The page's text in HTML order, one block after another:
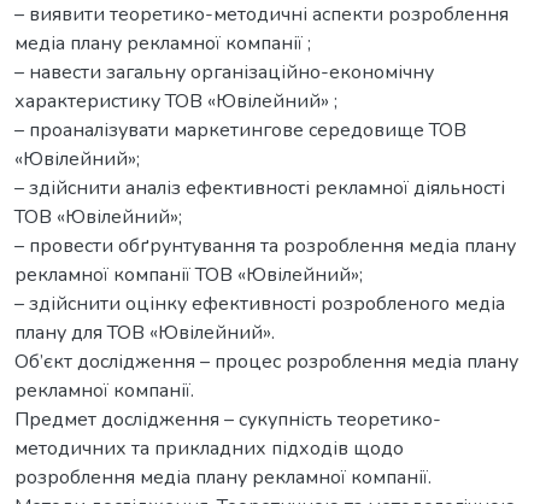
– виявити теоретико-методичні аспекти розроблення
медіа плану рекламної компанії ;
– навести загальну організаційно-економічну
характеристику ТОВ «Ювілейний» ;
– проаналізувати маркетингове середовище ТОВ
«Ювілейний»;
– здійснити аналіз ефективності рекламної діяльності
ТОВ «Ювілейний»;
– провести обґрунтування та розроблення медіа плану
рекламної компанії ТОВ «Ювілейний»;
– здійснити оцінку ефективності розробленого медіа
плану для ТОВ «Ювілейний».
Об’єкт дослідження – процес розроблення медіа плану
рекламної компанії.
Предмет дослідження – сукупність теоретико-
методичних та прикладних підходів щодо
розроблення медіа плану рекламної компанії.